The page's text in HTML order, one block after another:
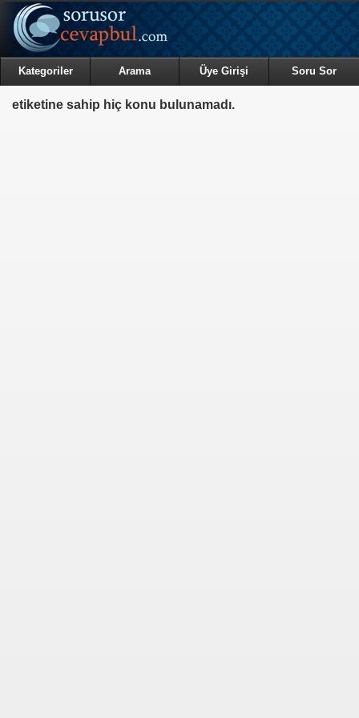
Kategoriler Arama Üye Girişi Soru Sor
etiketine sahip hiç konu bulunamadı.